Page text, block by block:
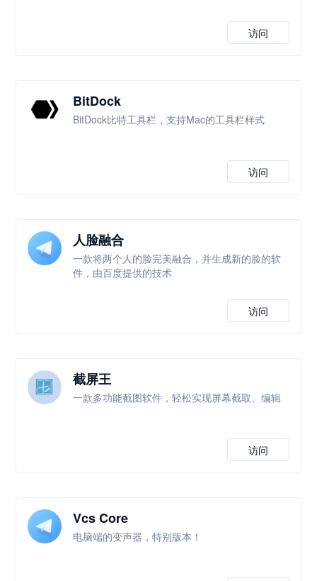
访问
BitDock
BitDock比特工具栏，支持Mac的工具栏样式
访问
人脸融合
一款将两个人的脸完美融合，并生成新的脸的软
件，由百度提供的技术
访问
截屏王
一款多功能截图软件，轻松实现屏幕截取、编辑
访问
Vcs Core
电脑端的变声器，特别版本！